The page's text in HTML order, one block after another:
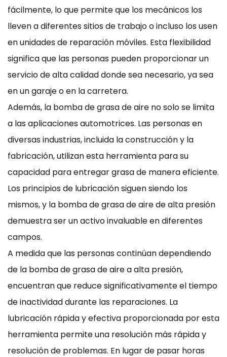
fácilmente, lo que permite que los mecánicos los
lleven a diferentes sitios de trabajo o incluso los usen
en unidades de reparación móviles. Esta flexibilidad
significa que las personas pueden proporcionar un
servicio de alta calidad donde sea necesario, ya sea
en un garaje o en la carretera.
Además, la bomba de grasa de aire no solo se limita
a las aplicaciones automotrices. Las personas en
diversas industrias, incluida la construcción y la
fabricación, utilizan esta herramienta para su
capacidad para entregar grasa de manera eficiente.
Los principios de lubricación siguen siendo los
mismos, y la bomba de grasa de aire de alta presión
demuestra ser un activo invaluable en diferentes
campos.
A medida que las personas continúan dependiendo
de la bomba de grasa de aire a alta presión,
encuentran que reduce significativamente el tiempo
de inactividad durante las reparaciones. La
lubricación rápida y efectiva proporcionada por esta
herramienta permite una resolución más rápida y
resolución de problemas. En lugar de pasar horas